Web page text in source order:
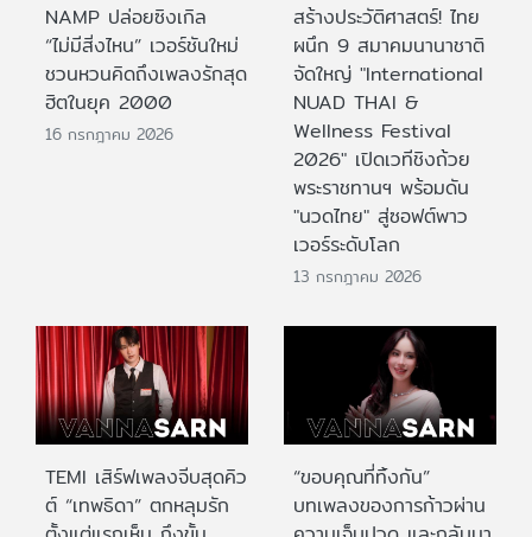
NAMP ปล่อยซิงเกิล
“ไม่มีสิ่งไหน” เวอร์ชันใหม่
ชวนหวนคิดถึงเพลงรักสุด
ฮิตในยุค 2000
16 กรกฎาคม 2026
สร้างประวัติศาสตร์! ไทย
ผนึก 9 สมาคมนานาชาติ
จัดใหญ่ "International
NUAD THAI &
Wellness Festival
2026" เปิดเวทีชิงถ้วย
พระราชทานฯ พร้อมดัน
"นวดไทย" สู่ซอฟต์พาว
เวอร์ระดับโลก
13 กรกฎาคม 2026
TEMI เสิร์ฟเพลงจีบสุดคิว
ต์ “เทพธิดา” ตกหลุมรัก
“ขอบคุณที่ทิ้งกัน”
บทเพลงของการก้าวผ่าน